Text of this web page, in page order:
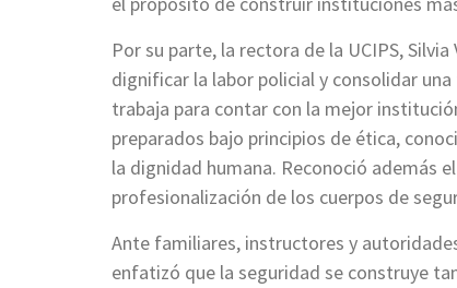
Por su parte, la rectora de la UCIPS,
dignificar la labor policial y consolidar
trabaja para contar con la mejor
preparados bajo principios de ética,
la dignidad humana. Reconoció además
profesionalización de los cuerpos de
Ante familiares, instructores y
enfatizó que la seguridad se construye